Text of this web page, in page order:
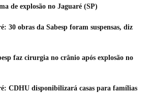
de explosão no Jaguaré (SP)
30 obras da Sabesp foram suspensas, diz
faz cirurgia no crânio após explosão no
CDHU disponibilizará casas para famílias